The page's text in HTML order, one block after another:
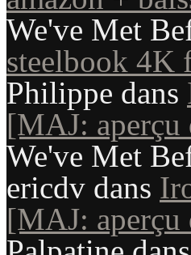
We've Met
steelbook 4K
Philippe dans
[MAJ: aperçu
We've Met
ericdv dans
[MAJ: aperçu